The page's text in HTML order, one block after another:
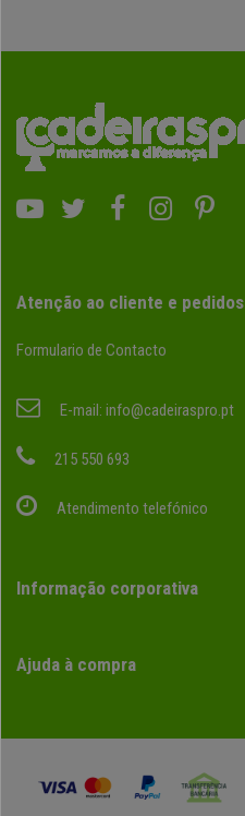
Atenção ao cliente e pedidos
Formulario de Contacto
E-mail: info@cadeiraspro.pt
215 550 693
Atendimento telefónico
Informação corporativa
Ajuda à compra